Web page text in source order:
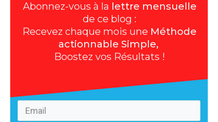
Abonnez-vous à la lettre mensuelle
de ce blog :
Recevez chaque mois une Méthode
actionnable Simple,
Boostez vos Résultats !